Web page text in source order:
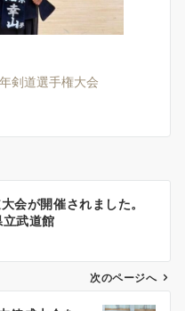
剣道選手権大会
会が開催されました。
武道館
次のページへ